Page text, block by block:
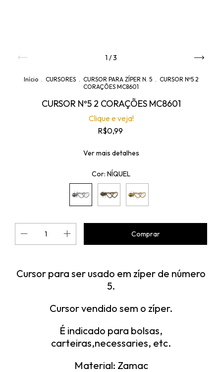
1 /3
Início . CURSORES . CURSOR PARA ZÍPER N. 5 . CURSOR Nº5 2
CORAÇÕES MC8601
CURSOR Nº5 2 CORAÇÕES MC8601
Clique e veja!
R$0,99
Ver mais detalhes
Cor: NÍQUEL
Cursor para ser usado em zíper de número
5.
Cursor vendido sem o zíper.
É indicado para bolsas,
carteiras,necessaries, etc.
Material: Zamac